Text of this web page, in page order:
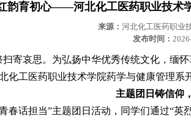
韵育初心——河北化工医药职业技术
来源： 河北化工医药职业
发布时间：
寄哀思。为弘扬中华优秀传统文化，缅
化工医药职业技术学院药学与健康管理系
主题团日铸信仰
春话担当”主题团日活动，同学们通过“